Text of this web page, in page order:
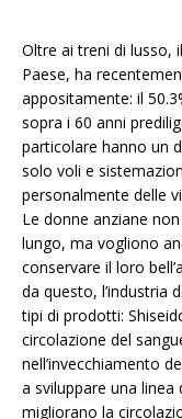
Oltre ai treni di lusso,
Paese, ha
appositamente: il
sopra i 60 anni
particolare hanno un
solo voli e
personalmente delle
Le donne anziane
lungo, ma vogliono
conservare il loro
da questo, l’industria
tipi di prodotti:
circolazione del
nell’invecchiamento
a sviluppare una
migliorano la